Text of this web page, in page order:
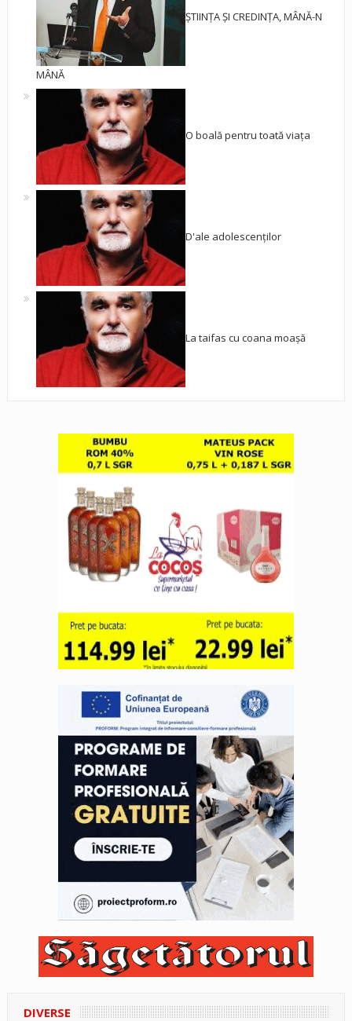
ȘTIINȚA ȘI CREDINȚA, MÂNĂ-N
MÂNĂ
O boală pentru toată viața
D'ale adolescenților
La taifas cu coana moașă
DIVERSE